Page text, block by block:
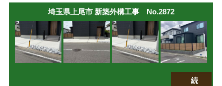
埼玉県上尾市 新築外構工事 No.2872
続